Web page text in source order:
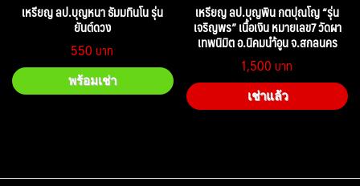
เหรียญ ลป.บุญหนา ธัมมทินโน รุ่น
ยันต์ดวง
550
พร้อมเช่า
เหรียญ ลป.บุญพิน กตปุณโญ “รุ่น
เจริญพร” เนื้อเงิน หมายเลข7 วัดผา
เทพนิมิต อ.นิคมนำ้อูน จ.สกลนคร
1,500
เช่าแล้ว